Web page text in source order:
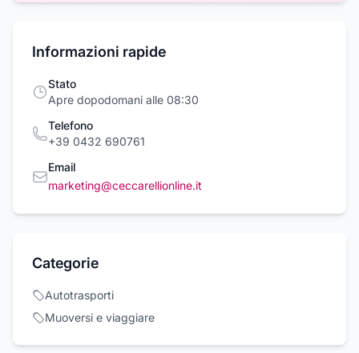
Informazioni rapide
Stato
Apre dopodomani alle 08:30
Telefono
+39 0432 690761
Email
marketing@ceccarellionline.it
Categorie
Autotrasporti
Muoversi e viaggiare